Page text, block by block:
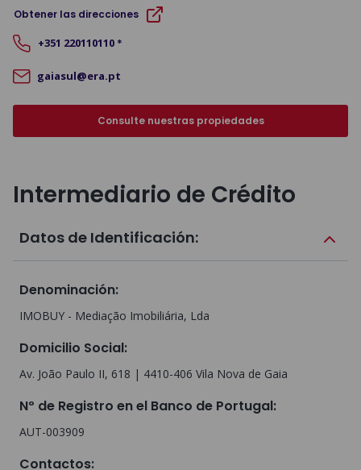
Obtener las direcciones
+351 220110110 *
gaiasul@era.pt
Consulte nuestras propiedades
Intermediario de Crédito
Datos de Identificación:
Denominación:
IMOBUY - Mediação Imobiliária, Lda
Domicilio Social:
Av. João Paulo II, 618 | 4410-406 Vila Nova de Gaia
Nº de Registro en el Banco de Portugal:
AUT-003909
Contactos: